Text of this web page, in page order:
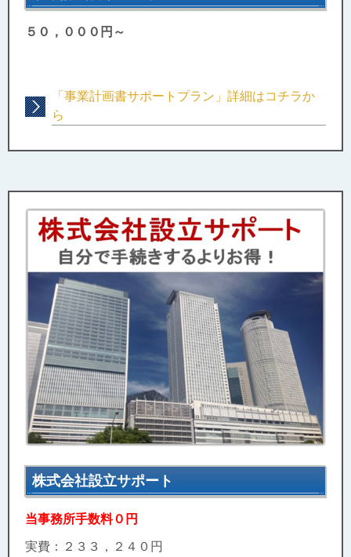
５０，０００円～
「事業計画書サポートプラン」詳細はコチラか
ら
株式会社設立サポート
当事務所手数料０円
実費：２３３，２４０円